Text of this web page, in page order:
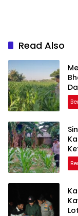
Read Also